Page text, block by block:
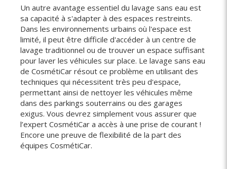
Un autre avantage essentiel du lavage sans eau est
sa capacité à s'adapter à des espaces restreints.
Dans les environnements urbains où l'espace est
limité, il peut être difficile d'accéder à un centre de
lavage traditionnel ou de trouver un espace suffisant
pour laver les véhicules sur place. Le lavage sans eau
de CosmétiCar résout ce problème en utilisant des
techniques qui nécessitent très peu d'espace,
permettant ainsi de nettoyer les véhicules même
dans des parkings souterrains ou des garages
exigus. Vous devrez simplement vous assurer que
l’expert CosmétiCar a accès à une prise de courant !
Encore une preuve de flexibilité de la part des
équipes CosmétiCar.